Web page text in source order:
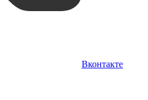
Вконтакте